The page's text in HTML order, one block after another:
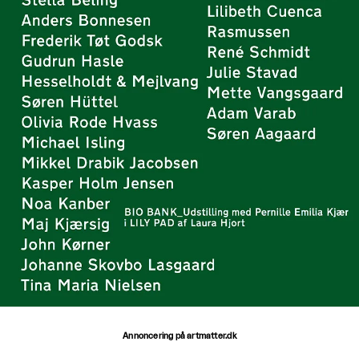
Annoncering på artmatter.dk